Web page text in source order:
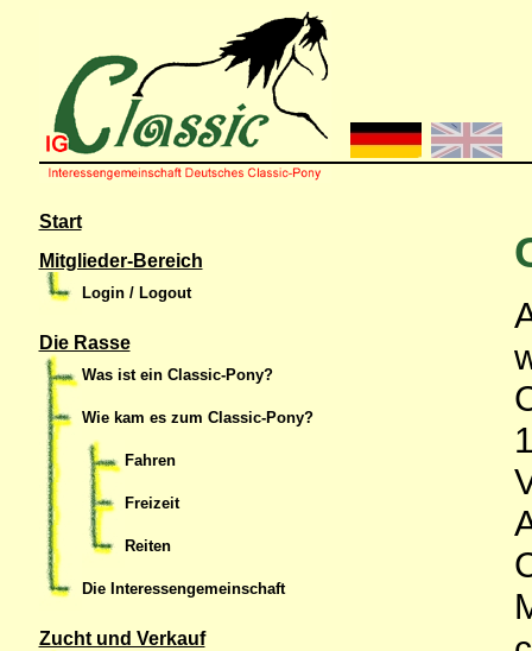
Start
Mitglieder-Bereich
Login / Logout
Die Rasse
Was ist ein Classic-Pony?
Wie kam es zum Classic-Pony?
Fahren
Freizeit
Reiten
Die Interessengemeinschaft
Zucht und Verkauf